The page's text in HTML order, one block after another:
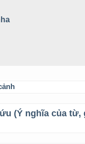
(Ý nghĩa của từ,